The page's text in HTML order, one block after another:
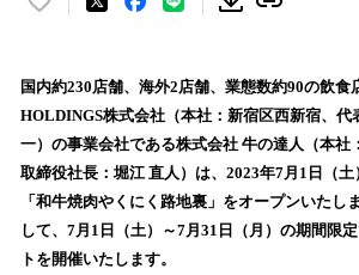
い
！
数
を
読
み
込
み
中
国内約230店舗、海外2店舗、業態数約90の飲食
HOLDINGS株式会社（本社：新宿区西新宿、代
一）の事業会社である株式会社 牛の達人（本社
取締役社長：堀江 直人）は、2023年7月1日（
「和牛焼肉やくにく路地裏」をオープンいたし
して、7月1日（土）～7月31日（月）の期間限
トを開催いたします。